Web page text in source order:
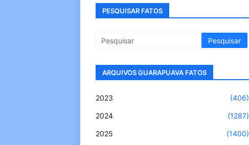
PESQUISAR FATOS
ARQUIVOS GUARAPUAVA FATOS
2023 (406)
2024 (1287)
2025 (1400)